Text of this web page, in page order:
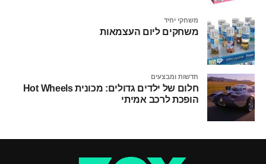
משחקי יחיד
משחקים ליום העצמאות
חדשות ומבצעים
חלום של ילדים גדולים: מכונית Hot Wheels
הופכת לרכב אמיתי